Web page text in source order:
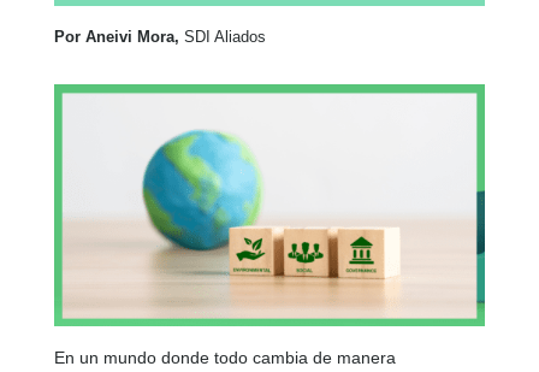
Por Aneivi Mora, SDI Aliados
En un mundo donde todo cambia de manera